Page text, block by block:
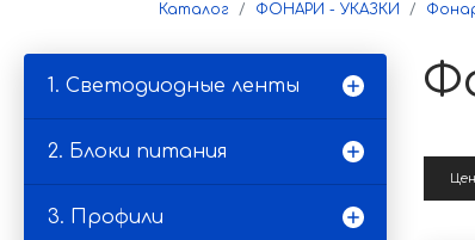
Каталог ФОНАРИ - УКАЗКИ
1. Светодиодные ленты
2. Блоки питания
3. Профили